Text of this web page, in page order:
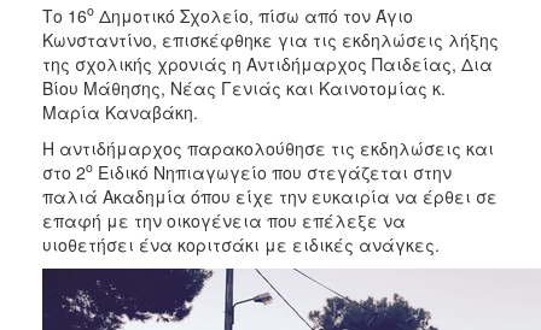
2016
2015
2013
2011
2010
2006
Το 16ο Δημοτικό Σχολείο, πίσω από τον Άγιο
Κωνσταντίνο, επισκέφθηκε για τις εκδηλώσεις λήξης
της σχολικής χρονιάς η Αντιδήμαρχος Παιδείας, Δια
Βίου Μάθησης, Νέας Γενιάς και Καινοτομίας κ.
Μαρία Καναβάκη.
Η αντιδήμαρχος παρακολούθησε τις εκδηλώσεις και
στο 2ο Ειδικό Νηπιαγωγείο που στεγάζεται στην
παλιά Ακαδημία όπου είχε την ευκαιρία να έρθει σε
επαφή με την οικογένεια που επέλεξε να
υιοθετήσει ένα κοριτσάκι με ειδικές ανάγκες.